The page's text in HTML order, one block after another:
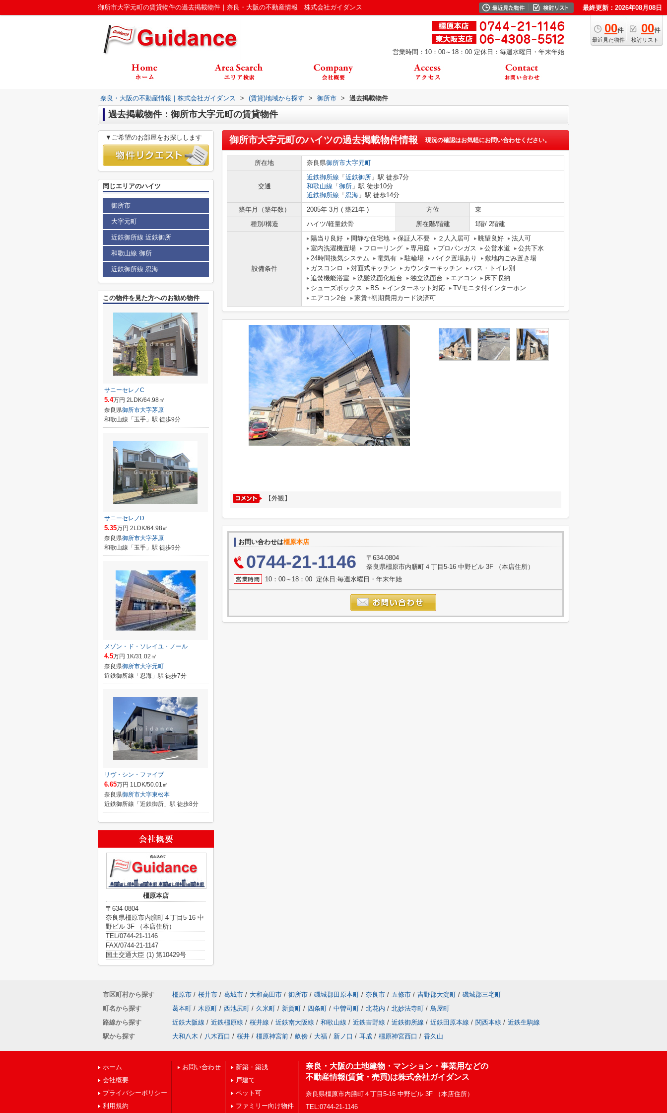
御所市大字元町の賃貸物件の過去掲載物件｜奈良・大阪の不動産情報｜株式会社ガイダンス 最終更新：2026年08月08日
00件
最近見た物件
00件
検討リスト
営業時間：10：00～18：00 定休日：毎週水曜日・年末年始
奈良・大阪の不動産情報｜株式会社ガイダンス > (賃貸)地域から探す > 御所市 > 過去掲載物件
過去掲載物件：御所市大字元町の賃貸物件
御所市大字元町のハイツの過去掲載物件情報 現況の確認はお気軽にお問い合わせください。
所在地 奈良県御所市大字元町
交通
近鉄御所線 「 近鉄御所 」駅 徒歩7分
和歌山線 「 御所 」駅 徒歩10分
近鉄御所線 「 忍海 」駅 徒歩14分
築年月（築年数）
2005年 3月 ( 築21年 ) 方位
東
種別/構造
ハイツ/軽量鉄骨 所在階/階建 1階/ 2階建
設備条件
陽当り良好 閑静な住宅地 保証人不要 ２人入居可 眺望良好
法人可
室内洗濯機置場
フローリング 専用庭 プロパンガス 公営水道
公共下水
24時間換気システム
電気有 駐輪場 バイク置場あり
敷地内ごみ置き場
ガスコンロ
対面式キッチン カウンターキッチン
バス・トイレ別
追焚機能浴室
洗髪洗面化粧台 独立洗面台 エアコン
床下収納
シューズボックス
BS インターネット対応
TVモニタ付インターホン
エアコン2台
家賃+初期費用カード決済可
【外観】
お問い合わせは橿原本店
0744-21-1146
〒634-0804
奈良県橿原市内膳町４丁目5-16 中野ビル 3F （本店住所）
10：00～18：00 定休日:毎週水曜日・年末年始
▼ご希望のお部屋をお探しします
同じエリアのハイツ
御所市
大字元町
近鉄御所線 近鉄御所
和歌山線 御所
近鉄御所線 忍海
この物件を見た方へのお勧め物件
サニーセレノC
5.4万円 2LDK/64.98㎡
奈良県御所市大字茅原
和歌山線「玉手」駅 徒歩9分
サニーセレノD
5.35万円 2LDK/64.98㎡
奈良県御所市大字茅原
和歌山線「玉手」駅 徒歩9分
メゾン・ド・ソレイユ・ノール
4.5万円 1K/31.02㎡
奈良県御所市大字元町
近鉄御所線「忍海」駅 徒歩7分
リヴ・シン・ファイブ
6.65万円 1LDK/50.01㎡
奈良県御所市大字東松本
近鉄御所線「近鉄御所」駅 徒歩8分
橿原本店
〒634-0804
奈良県橿原市内膳町４丁目5-16 中
野ビル 3F （本店住所）
TEL/0744-21-1146
FAX/0744-21-1147
国土交通大臣 (1) 第10429号
市区町村から探す 橿原市 / 桜井市 / 葛城市 / 大和高田市 / 御所市 / 磯城郡田原本町 / 奈良市 / 五條市 / 吉野郡大淀町 / 磯城郡三宅町
町名から探す
葛本町 / 木原町 / 西池尻町 / 久米町 / 新賀町 / 四条町 / 中曽司町 / 北花内 / 北妙法寺町 / 鳥屋町
路線から探す
近鉄大阪線 / 近鉄橿原線 / 桜井線 / 近鉄南大阪線 / 和歌山線 / 近鉄吉野線 / 近鉄御所線 / 近鉄田原本線 / 関西本線 / 近鉄生駒線
駅から探す
大和八木 / 八木西口 / 桜井 / 橿原神宮前 / 畝傍 / 大福 / 新ノ口 / 耳成 / 橿原神宮西口 / 香久山
ホーム
会社概要
プライバシーポリシー
利用規約
お問い合わせ
新築・築浅
戸建て
ペット可
ファミリー向け物件
奈良・大阪の土地建物・マンション・事業用などの
不動産情報(賃貸・売買)は株式会社ガイダンス
奈良県橿原市内膳町４丁目5-16 中野ビル 3F （本店住所）
TEL:0744-21-1146